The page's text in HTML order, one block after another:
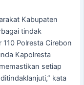
Kabupaten
tindak
110 Polresta Cirebon
Kapolresta
setiap
kata